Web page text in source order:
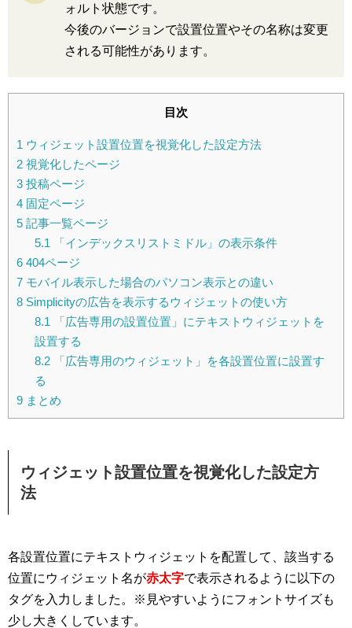
ォルト状態です。
今後のバージョンで設置位置やその名称は変更
される可能性があります。
目次
1 ウィジェット設置位置を視覚化した設定方法
2 視覚化したページ
3 投稿ページ
4 固定ページ
5 記事一覧ページ
5.1 「インデックスリストミドル」の表示条件
6 404ページ
7 モバイル表示した場合のパソコン表示との違い
8 Simplicityの広告を表示するウィジェットの使い方
8.1 「広告専用の設置位置」にテキストウィジェットを
設置する
8.2「広告専用のウィジェット」を各設置位置に設置す
る
9 まとめ
ウィジェット設置位置を視覚化した設定方
法
各設置位置にテキストウィジェットを配置して、該当する
位置にウィジェット名が赤太字で表示されるように以下の
タグを入力しました。※見やすいようにフォントサイズも
少し大きくしています。